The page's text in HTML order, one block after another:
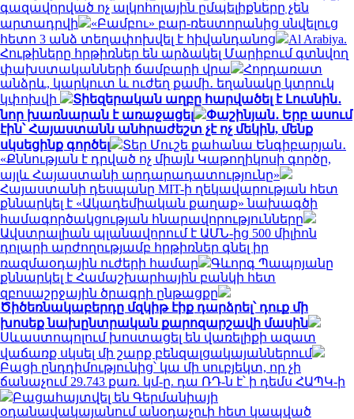
գազավորված ոչ ալկոհոլային ըմպելիքները չեն
արտադրվի
«Բամբու» բար-ռեստորանից սնվելուց
հետո 3 անձ տեղափոխվել է հիվանդանոց
Al Arabiya.
Հութիները հրթիռներ են արձակել Մարիբում գտնվող
փախստականների ճամբարի վրա
Հորդառատ
անձրև, կարկուտ և ուժեղ քամի․ եղանակը կտրուկ
կփոխվի
Տիեզերական աղբը հարվածել է Լուսնին․
նոր խառնարան է առաջացել
Փաշինյան․ Երբ ասում
էին՝ Հայաստանն անհրաժեշտ չէ ոչ մեկին, մենք
սկսեցինք գործել
Տեր Մուշե քահանա Ենգիբարյան․
«Քննության է դրված ոչ միայն Կաթողիկոսի գործը,
այլև Հայաստանի արդարադատությունը»
Հայաստանի դեսպանը MIT-ի ղեկավարության հետ
քննարկել է «Ակադեմիական քաղաք» նախագծի
համագործակցության հնարավորությունները
Ավստրալիան պլանավորում է ԱՄՆ-ից 500 միլիոն
դոլարի արժողությամբ հրթիռներ գնել իր
ռազմաօդային ուժերի համար
Գևորգ Պապոյանը
քննարկել է Համաշխարհային բանկի հետ
զբոսաշրջային ծրագրի ընթացքը
Ծիծեռնակաբերդը մզկիթ էիք դարձրել՝ դուք մի
խոսեք նախընտրական քարոզարշավի մասին
Սևաստոպոլում խոստացել են վառելիքի ազատ
վաճառք սկսել մի շարք բենզալցակայաններում
Բացի ընդդիմությունից՝ կա մի սուբյեկտ, որ չի
ճանաչում 29.743 քառ. կմ-ը. դա ՌԴ-ն է՝ ի դեմս ՀԱՊԿ-ի
Բացահայտվել են Գերմանիայի
օդանավակայանում անօդաչուի հետ կապված